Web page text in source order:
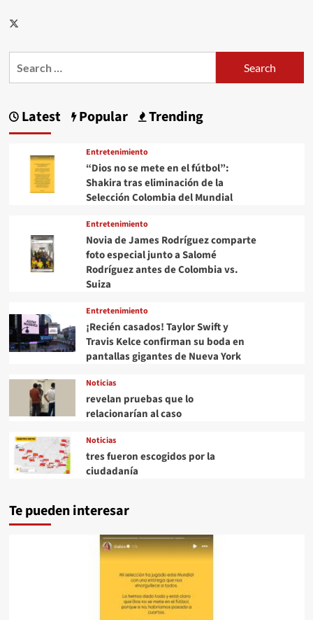
Twitter
Latest Popular Trending
Entretenimiento
“Dios no se mete en el fútbol”:
Shakira tras eliminación de la
Selección Colombia del Mundial
Entretenimiento
Novia de James Rodríguez comparte
foto especial junto a Salomé
Rodríguez antes de Colombia vs.
Suiza
Entretenimiento
¡Recién casados! Taylor Swift y
Travis Kelce confirman su boda en
pantallas gigantes de Nueva York
Noticias
revelan pruebas que lo
relacionarían al caso
Noticias
tres fueron escogidos por la
ciudadanía
Te pueden interesar